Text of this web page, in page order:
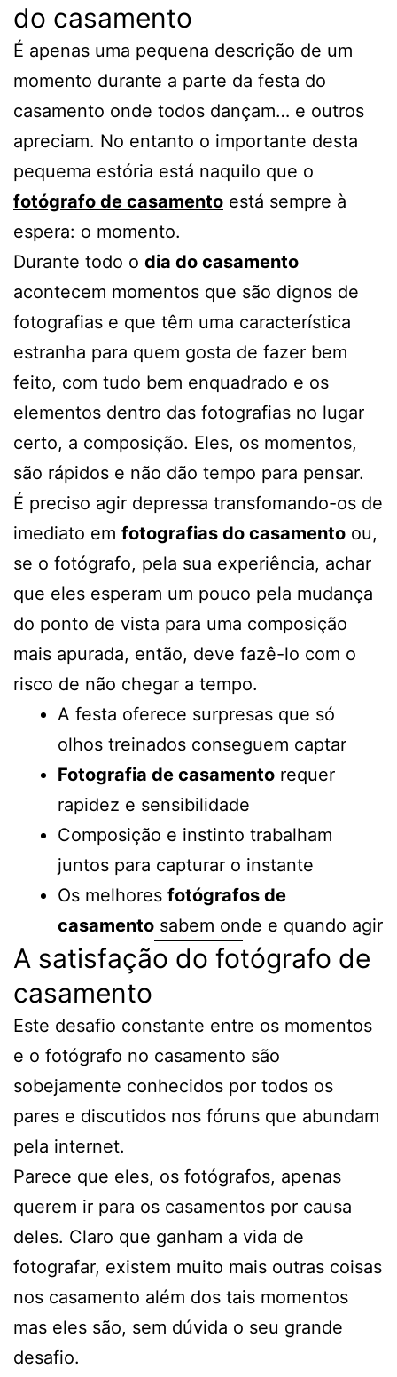
do casamento
É apenas uma pequena descrição de um
momento durante a parte da festa do
casamento onde todos dançam… e outros
apreciam. No entanto o importante desta
pequema estória está naquilo que o
fotógrafo de casamento está sempre à
espera: o momento.
Durante todo o dia do casamento
acontecem momentos que são dignos de
fotografias e que têm uma característica
estranha para quem gosta de fazer bem
feito, com tudo bem enquadrado e os
elementos dentro das fotografias no lugar
certo, a composição. Eles, os momentos,
são rápidos e não dão tempo para pensar.
É preciso agir depressa transfomando-os de
imediato em fotografias do casamento ou,
se o fotógrafo, pela sua experiência, achar
que eles esperam um pouco pela mudança
do ponto de vista para uma composição
mais apurada, então, deve fazê-lo com o
risco de não chegar a tempo.
A festa oferece surpresas que só
olhos treinados conseguem captar
Fotografia de casamento requer
rapidez e sensibilidade
Composição e instinto trabalham
juntos para capturar o instante
Os melhores fotógrafos de
casamento sabem onde e quando agir
A satisfação do fotógrafo de
casamento
Este desafio constante entre os momentos
e o fotógrafo no casamento são
sobejamente conhecidos por todos os
pares e discutidos nos fóruns que abundam
pela internet.
Parece que eles, os fotógrafos, apenas
querem ir para os casamentos por causa
deles. Claro que ganham a vida de
fotografar, existem muito mais outras coisas
nos casamento além dos tais momentos
mas eles são, sem dúvida o seu grande
desafio.